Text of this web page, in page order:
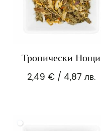
Тропически Нощи
2,49 €/ 4,87 лв.